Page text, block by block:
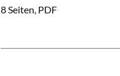
8 Seiten, PDF